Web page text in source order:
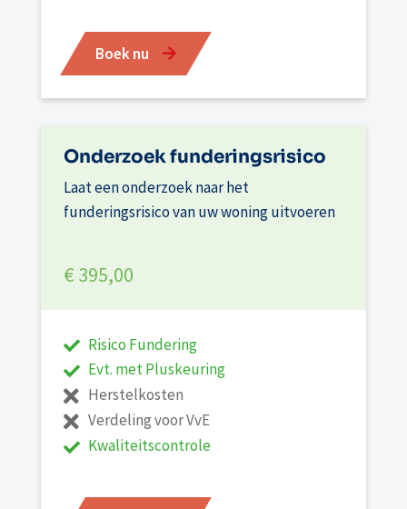
Boek nu
Onderzoek funderingsrisico
Laat een onderzoek naar het
funderingsrisico van uw woning uitvoeren
€ 395,00
Risico Fundering
Evt. met Pluskeuring
Herstelkosten
Verdeling voor VvE
Kwaliteitscontrole